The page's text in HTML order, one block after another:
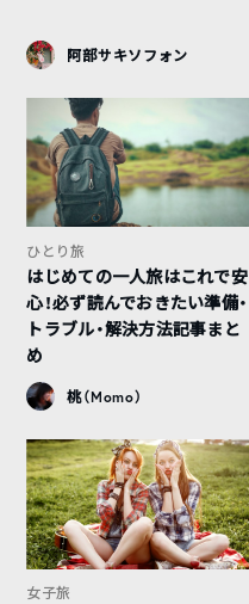
阿部サキソフォン
ひとり旅
はじめての一人旅はこれで安
心！必ず読んでおきたい準備・
トラブル・解決方法記事まと
め
桃（Momo）
女子旅